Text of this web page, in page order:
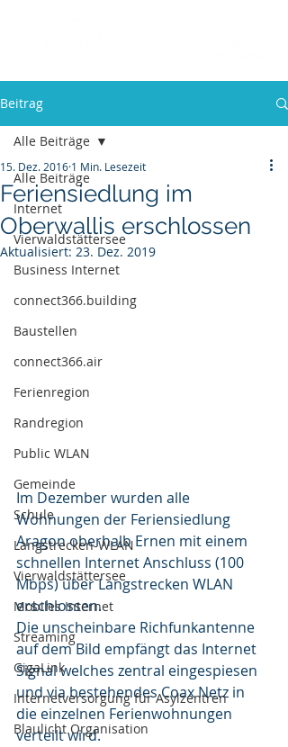
Beitrag
Alle Beiträge
Internet
Vierwaldstättersee
Business Internet
connect366.building
Baustellen
connect366.air
Ferienregion
Randregion
Public WLAN
Gemeinde
Schule
Langstrecken-WLAN
Vierwaldstättersee
Mobiles Internet
Streaming
GigaLink
Internetversorgung für Asylzentren
Blaulicht Organisation
Alle Beiträge
Feriensiedlung im
Oberwallis erschlossen
15. Dez. 2016 1 Min. Lesezeit
Aktualisiert: 23. Dez. 2019
Im Dezember wurden alle
Wohnungen der Feriensiedlung
Aragon oberhalb Ernen mit einem
schnellen Internet Anschluss (100
Mbps) über Langstrecken WLAN
erschlossen.
Die unscheinbare Richfunkantenne
auf dem Bild empfängt das Internet
Signal welches zentral eingespiesen
und via bestehendes Coax Netz in
die einzelnen Ferienwohnungen
verteilt wird.